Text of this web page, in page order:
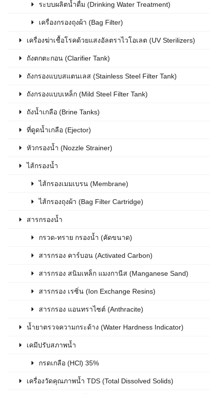
ระบบผลิตน้ำดื่ม (Drinking Water Treatment)
เครื่องกรองถุงผ้า (Bag Filter)
เครื่องฆ่าเชื้อโรคด้วยแสงอัลตราไวโอเลต (UV Sterilizers)
ถังตกตะกอน (Clarifier Tank)
ถังกรองแบบสแตนเลส (Stainless Steel Filter Tank)
ถังกรองแบบเหล็ก (Mild Steel Filter Tank)
ถังน้ำเกลือ (Brine Tanks)
ที่ดูดน้ำเกลือ (Ejector)
หัวกรองน้ำ (Nozzle Strainer)
ไส้กรองน้ำ
ไส้กรองเมมเบรน (Membrane)
ไส้กรองถุงผ้า (Bag Filter Cartridge)
สารกรองน้ำ
กรวด-ทราย กรองน้ำ (คัดขนาด)
สารกรอง คาร์บอน (Activated Carbon)
สารกรอง สนิมเหล็ก แมงกานีส (Manganese Sand)
สารกรอง เรซิ่น (Ion Exchange Resins)
สารกรอง แอนทราไซต์ (Anthracite)
น้ำยาตรวจความกระด้าง (Water Hardness Indicator)
เคมีปรับสภาพน้ำ
กรดเกลือ (HCl) 35%
เครื่องวัดคุณภาพน้ำ TDS (Total Dissolved Solids)